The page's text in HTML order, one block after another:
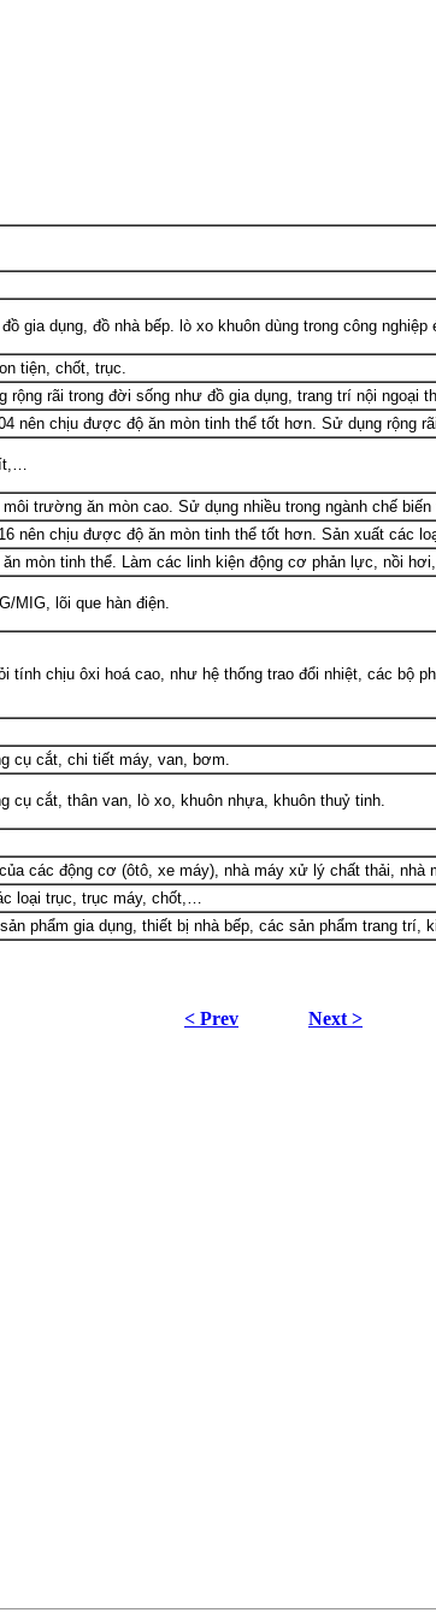
gia dụng, đồ nhà bếp. lò xo khuôn dùng trong công nghiệp
tiện, chốt, trục.
rộng rãi trong đời sống như đồ gia dụng, trang trí nội ngoại
nên chịu được độ ăn mòn tinh thể tốt hơn. Sử dụng rộng
trường ăn mòn cao. Sử dụng nhiều trong ngành chế biến
nên chịu được độ ăn mòn tinh thể tốt hơn. Sản xuất các
mòn tinh thể. Làm các linh kiện động cơ phản lực, nồi
MIG, lõi que hàn điện.
tính chịu ôxi hoá cao, như hệ thống trao đổi nhiệt, các bộ
cụ cắt, chi tiết máy, van, bơm.
cụ cắt, thân van, lò xo, khuôn nhựa, khuôn thuỷ tinh.
các động cơ (ôtô, xe máy), nhà máy xử lý chất thải, nhà
loại trục, trục máy, chốt,…
phẩm gia dụng, thiết bị nhà bếp, các sản phẩm trang trí,
< Prev Next >